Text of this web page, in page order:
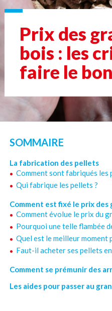
Prix des
bois : les
faire le
SOMMAIRE
La fabrication des pellets
Comment sont fabriqués les
Qui fabrique les pellets ?
Comment est fixé le prix des
Comment évolue le prix du
Pourquoi une telle flambée
Quel est le meilleur moment
Faut-il acheter ses pellets
Comment se prémunir des
Les aides pour passer au